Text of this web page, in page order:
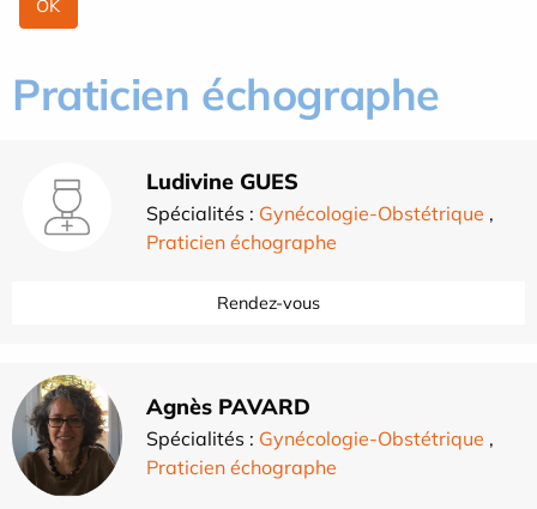
Praticien échographe
Ludivine GUES
Spécialités : Gynécologie-Obstétrique ,
Praticien échographe
Rendez-vous
Agnès PAVARD
Spécialités : Gynécologie-Obstétrique ,
Praticien échographe